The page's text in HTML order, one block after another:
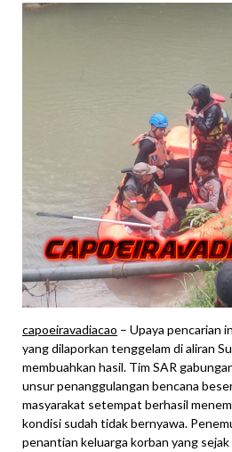
capoeiravadiacao – Upaya pencarian
yang dilaporkan tenggelam di aliran
membuahkan hasil. Tim SAR
unsur penanggulangan bencana
masyarakat setempat berhasil
kondisi sudah tidak bernyawa.
penantian keluarga korban yang